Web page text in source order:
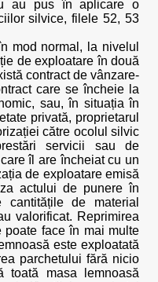
au pus în aplicare o
silvice, filele 52, 53
mod normal, la nivelul
de exploatare în două
contract de vânzare-
care se încheie la
sau, în situația în
privată, proprietarul
către ocolul silvic
servicii sau de
îl are încheiat cu un
de exploatare emisă
actului de punere în
cantitățile de material
valorificat. Reprimirea
poate face în mai multe
este exploatată
parchetului fără nicio
toată masa lemnoasă